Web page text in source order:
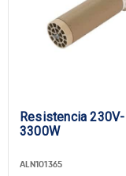
Resistencia 230V-
3300W
ALN101365